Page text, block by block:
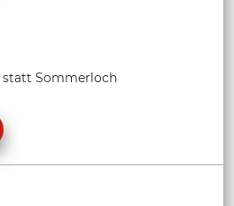
statt Sommerloch